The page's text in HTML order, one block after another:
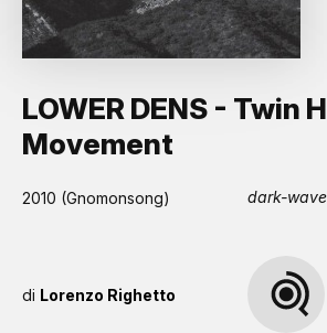
LOWER DENS - Twin
Movement
2010 (Gnomonsong) dark-wave
di Lorenzo Righetto